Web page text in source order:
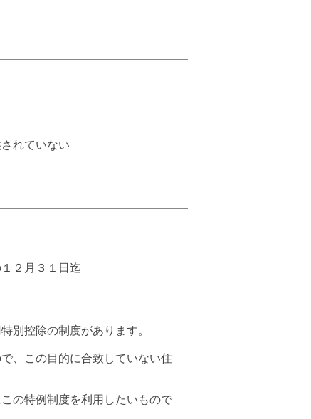
れていない
２月３１日迄
別控除の制度があります。
、この目的に合致していない住
の特例制度を利用したいもので